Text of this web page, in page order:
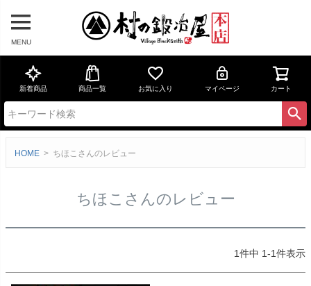
MENU
新着商品 商品一覧 お気に入り マイページ カート
HOME ちほこさんのレビュー
ちほこさんのレビュー
1件中 1-1件表示